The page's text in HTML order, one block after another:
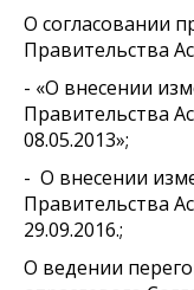
О согласовании
Правительства
- «О внесении
Правительства
08.05.2013»;
- О внесении
Правительства
29.09.2016.;
О ведении